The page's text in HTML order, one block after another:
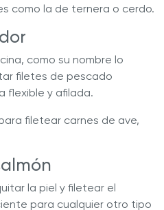
como la de ternera o cerdo.
como su nombre lo
filetes de pescado
flexible y afilada.
filetear carnes de ave,
la piel y filetear el
para cualquier otro tipo